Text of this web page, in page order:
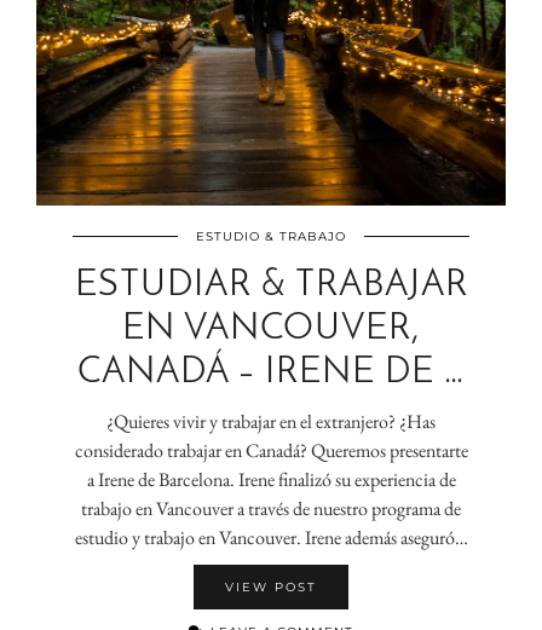
ESTUDIO & TRABAJO
ESTUDIAR & TRABAJAR
EN VANCOUVER,
CANADÁ – IRENE DE …
¿Quieres vivir y trabajar en el extranjero? ¿Has
considerado trabajar en Canadá? Queremos presentarte
a Irene de Barcelona. Irene finalizó su experiencia de
trabajo en Vancouver a través de nuestro programa de
estudio y trabajo en Vancouver. Irene además aseguró…
VIEW POST